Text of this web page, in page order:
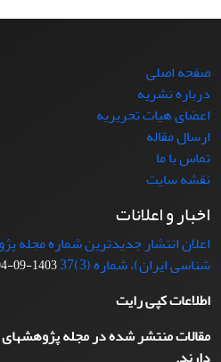
صفحه اصلی
درباره نشریه
اعضای هیات تحریریه
ارسال مقاله
تماس با ما
نقشه سایت
اخبار و اعلانات
اعلان انتشار جدیدترین شماره مجله
شناسی ایران)، شماره (3)37
1403-09-04
اطلاعات کپی رایت
مقالات منتشر شده در مجله